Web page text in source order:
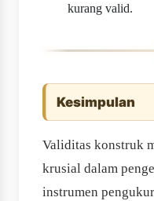
kurang valid.
Kesimpulan
Validitas konstruk
krusial dalam
instrumen